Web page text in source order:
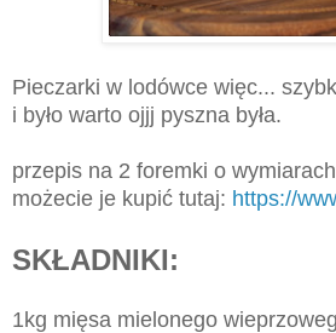
Pieczarki w lodówce więc...
i było warto ojjj pyszna była.
przepis na 2 foremki o
możecie je kupić tutaj: https://
SKŁADNIKI:
1kg mięsa mielonego